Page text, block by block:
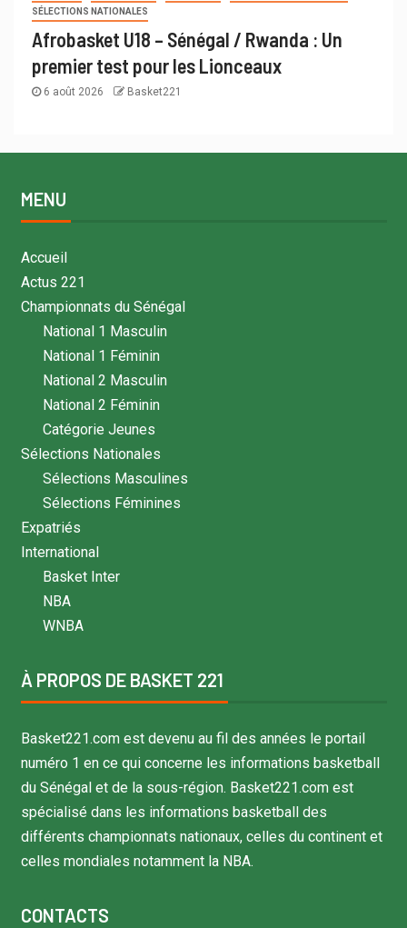
SÉLECTIONS NATIONALES
Afrobasket U18 – Sénégal / Rwanda : Un
premier test pour les Lionceaux
6 août 2026 Basket221
MENU
Accueil
Actus 221
Championnats du Sénégal
National 1 Masculin
National 1 Féminin
National 2 Masculin
National 2 Féminin
Catégorie Jeunes
Sélections Nationales
Sélections Masculines
Sélections Féminines
Expatriés
International
Basket Inter
NBA
WNBA
À PROPOS DE BASKET 221
Basket221.com est devenu au fil des années le portail
numéro 1 en ce qui concerne les informations basketball
du Sénégal et de la sous-région. Basket221.com est
spécialisé dans les informations basketball des
différents championnats nationaux, celles du continent et
celles mondiales notamment la NBA.
CONTACTS